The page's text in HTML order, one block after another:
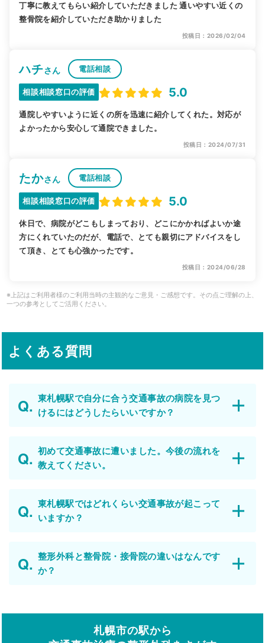
丁寧に教えてもらい紹介していただきました 通いやすい近くの
整骨院を紹介していただき助かりました
投稿日：2026/02/04
ハチさん 電話相談
相談相談窓口の評価 5.0
通院しやすいように近くの所を迅速に紹介してくれた。対応が
よかったから安心して通院できました。
投稿日：2024/07/31
たかさん 電話相談
相談相談窓口の評価 5.0
休日で、病院がどこもしまっており、どこにかかればよいか途
方にくれていたのだが、電話で、とても親切にアドバイスをし
て頂き、とても心強かったです。
投稿日：2024/06/28
※上記はご利用者様のご利用当時の主観的なご意見・ご感想です。その点ご理解の上、
一つの参考としてご活用ください。
よくある質問
東札幌駅で自分に合う交通事故の病院を見つ
けるにはどうしたらいいですか？
初めて交通事故に遭いました。今後の流れを
教えてください。
東札幌駅ではどれくらい交通事故が起こって
いますか？
整形外科と整骨院・接骨院の違いはなんです
か？
札幌市の駅から